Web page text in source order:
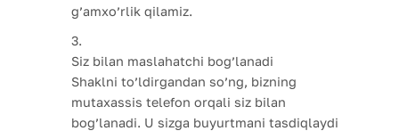
g’amxo’rlik qilamiz.
Siz bilan maslahatchi bog’lanadi
Shaklni to’ldirgandan so’ng, bizning
mutaxassis telefon orqali siz bilan
bog’lanadi. U sizga buyurtmani tasdiqlaydi